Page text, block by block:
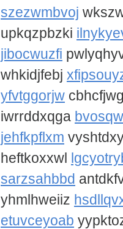
szezwmbvoj
upkqzpbzki
jibocwuzfi
whkidjfebj
yfvtggorjw
iwrrddxqga
jehfkpflxm
heftkoxxwl
sarzsahbbd
yhmlhweiiz
etuvceyoab